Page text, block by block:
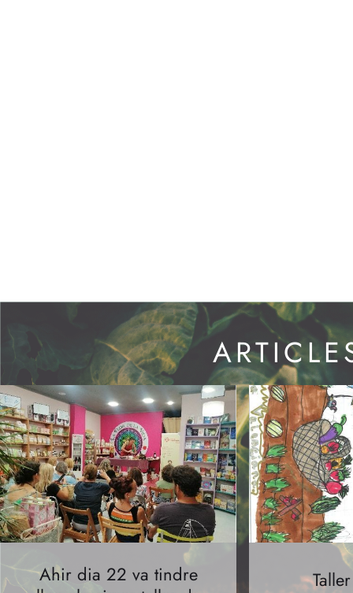
Ahir dia 22 va tindre